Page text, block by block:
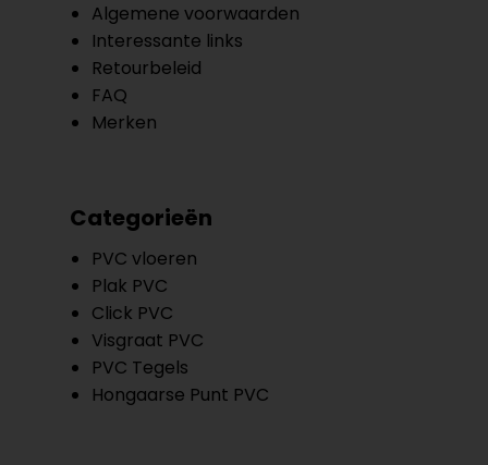
Algemene voorwaarden
Interessante links
Retourbeleid
FAQ
Merken
Categorieën
PVC vloeren
Plak PVC
Click PVC
Visgraat PVC
PVC Tegels
Hongaarse Punt PVC